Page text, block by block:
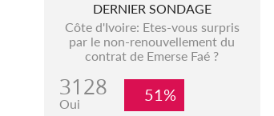
DERNIER SONDAGE
Côte d'Ivoire: Etes-vous surpris
par le non-renouvellement du
contrat de Emerse Faé ?
3128
Oui 51%